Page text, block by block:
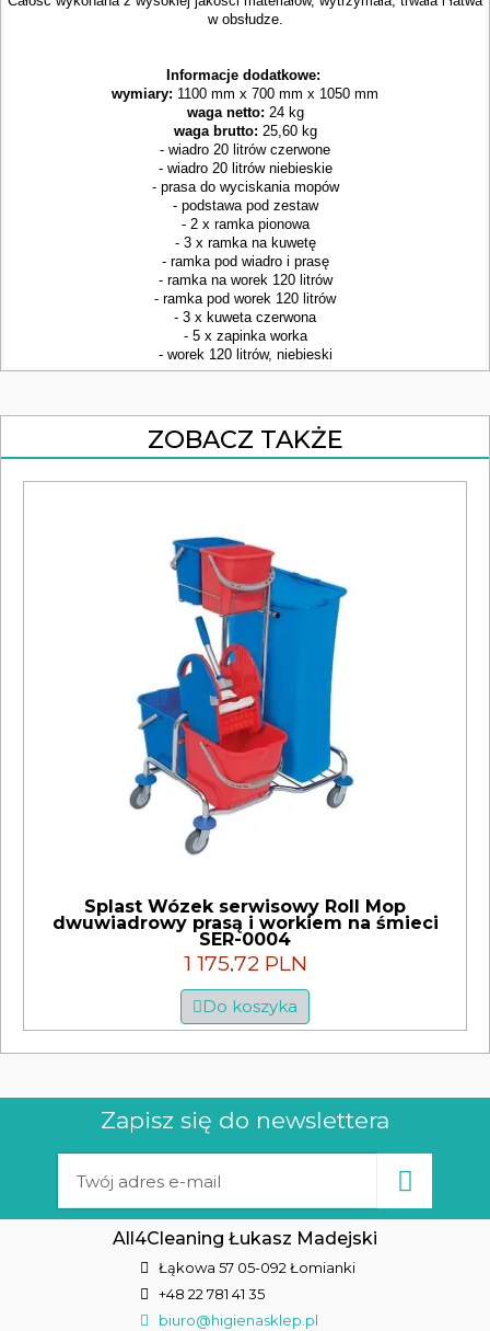
w obsłudze.
Informacje dodatkowe:
wymiary: 1100 mm x 700 mm x 1050 mm
waga netto: 24 kg
waga brutto: 25,60 kg
- wiadro 20 litrów czerwone
- wiadro 20 litrów niebieskie
- prasa do wyciskania mopów
- podstawa pod zestaw
- 2 x ramka pionowa
- 3 x ramka na kuwetę
- ramka pod wiadro i prasę
- ramka na worek 120 litrów
- ramka pod worek 120 litrów
- 3 x kuweta czerwona
- 5 x zapinka worka
- worek 120 litrów, niebieski
ZOBACZ TAKŻE
Splast Wózek serwisowy Roll Mop
dwuwiadrowy prasą i workiem na śmieci
SER-0004
1 175,72 PLN
Do koszyka
Zapisz się do newslettera
All4Cleaning Łukasz Madejski
Łąkowa 57 05-092 Łomianki
+48 22 781 41 35
biuro@higienasklep.pl